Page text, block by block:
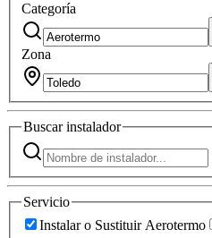
Categoría
Zona
Buscarinstalador
Servicio
Instalar o Sustituir Aerotermo